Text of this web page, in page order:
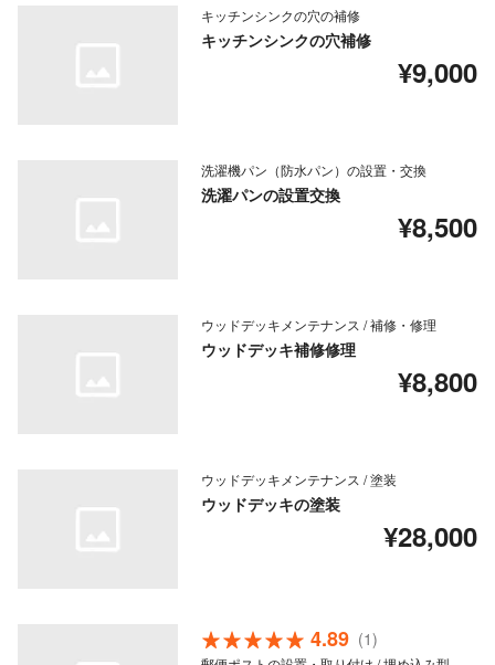
キッチンシンクの穴の補修
キッチンシンクの穴補修
¥9,000
洗濯機パン（防水パン）の設置・交換
洗濯パンの設置交換
¥8,500
ウッドデッキメンテナンス / 補修・修理
ウッドデッキ補修修理
¥8,800
ウッドデッキメンテナンス / 塗装
ウッドデッキの塗装
¥28,000
4.89 (1)